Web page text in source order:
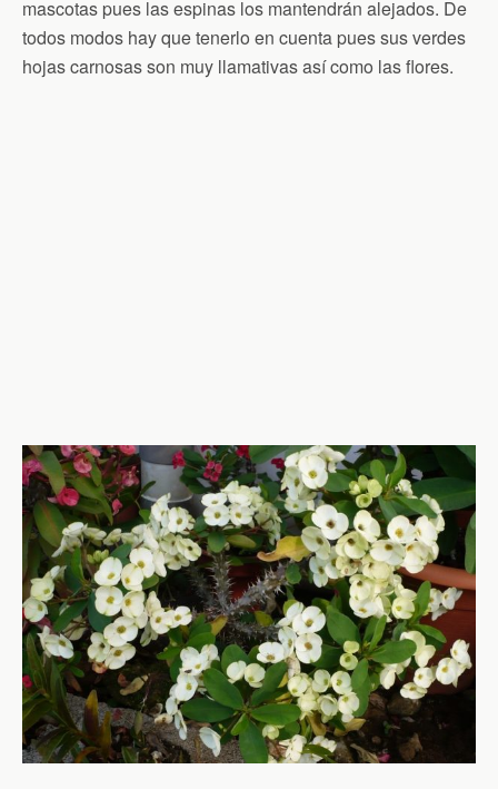
mascotas pues las espinas los mantendrán alejados. De
todos modos hay que tenerlo en cuenta pues sus verdes
hojas carnosas son muy llamativas así como las flores.